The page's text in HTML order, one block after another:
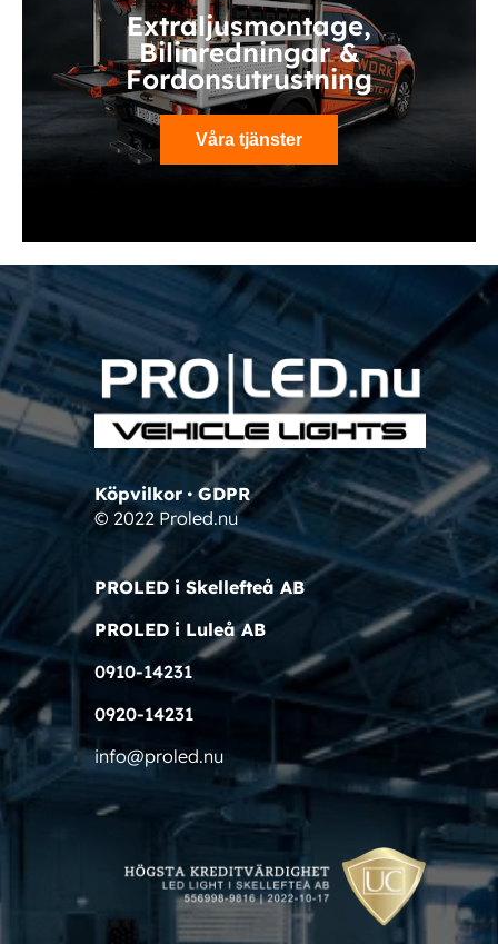
Extraljusmontage,
Bilinredningar &
Fordonsutrustning
Våra tjänster
Köpvilkor•GDPR
© 2022 Proled.nu
PROLED i Skellefteå AB
PROLED i Luleå AB
0910-14231
0920-14231
info@proled.nu